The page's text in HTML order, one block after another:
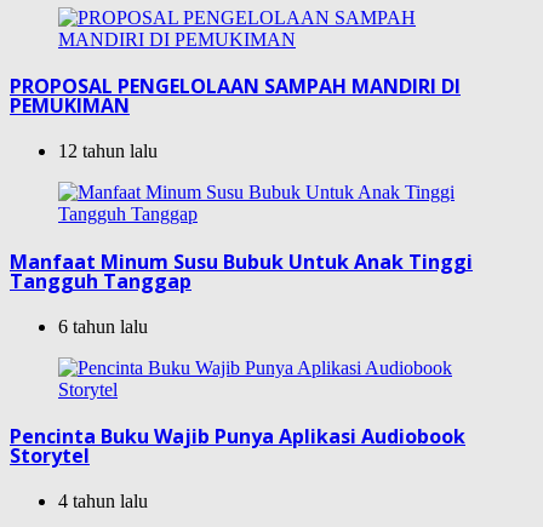
PROPOSAL PENGELOLAAN SAMPAH MANDIRI DI
PEMUKIMAN
12 tahun lalu
Manfaat Minum Susu Bubuk Untuk Anak Tinggi
Tangguh Tanggap
6 tahun lalu
Pencinta Buku Wajib Punya Aplikasi Audiobook
Storytel
4 tahun lalu